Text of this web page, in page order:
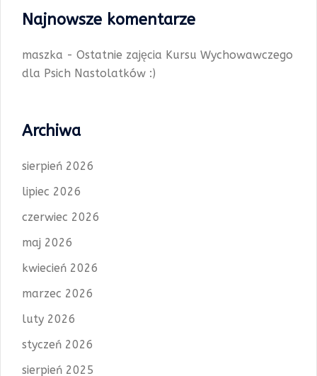
Najnowsze komentarze
maszka - Ostatnie zajęcia Kursu Wychowawczego
dla Psich Nastolatków :)
Archiwa
sierpień 2026
lipiec 2026
czerwiec 2026
maj 2026
kwiecień 2026
marzec 2026
luty 2026
styczeń 2026
sierpień 2025